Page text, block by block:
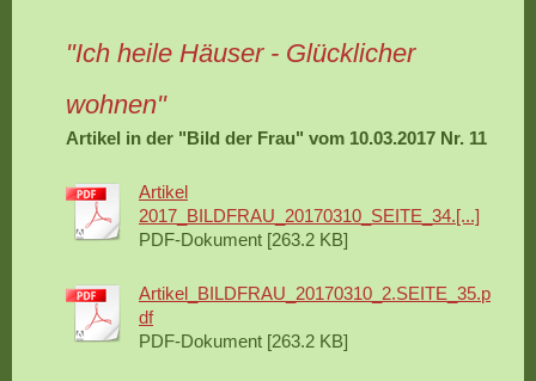
"Ich heile Häuser - Glücklicher
wohnen"
Artikel in der "Bild der Frau" vom 10.03.2017 Nr. 11
Artikel
2017_BILDFRAU_20170310_SEITE_34.[...]
PDF-Dokument [263.2 KB]
Artikel_BILDFRAU_20170310_2.SEITE_35.p
df
PDF-Dokument [263.2 KB]